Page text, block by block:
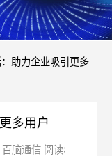
助力企业吸引更多
多用户
脑通信 阅读: